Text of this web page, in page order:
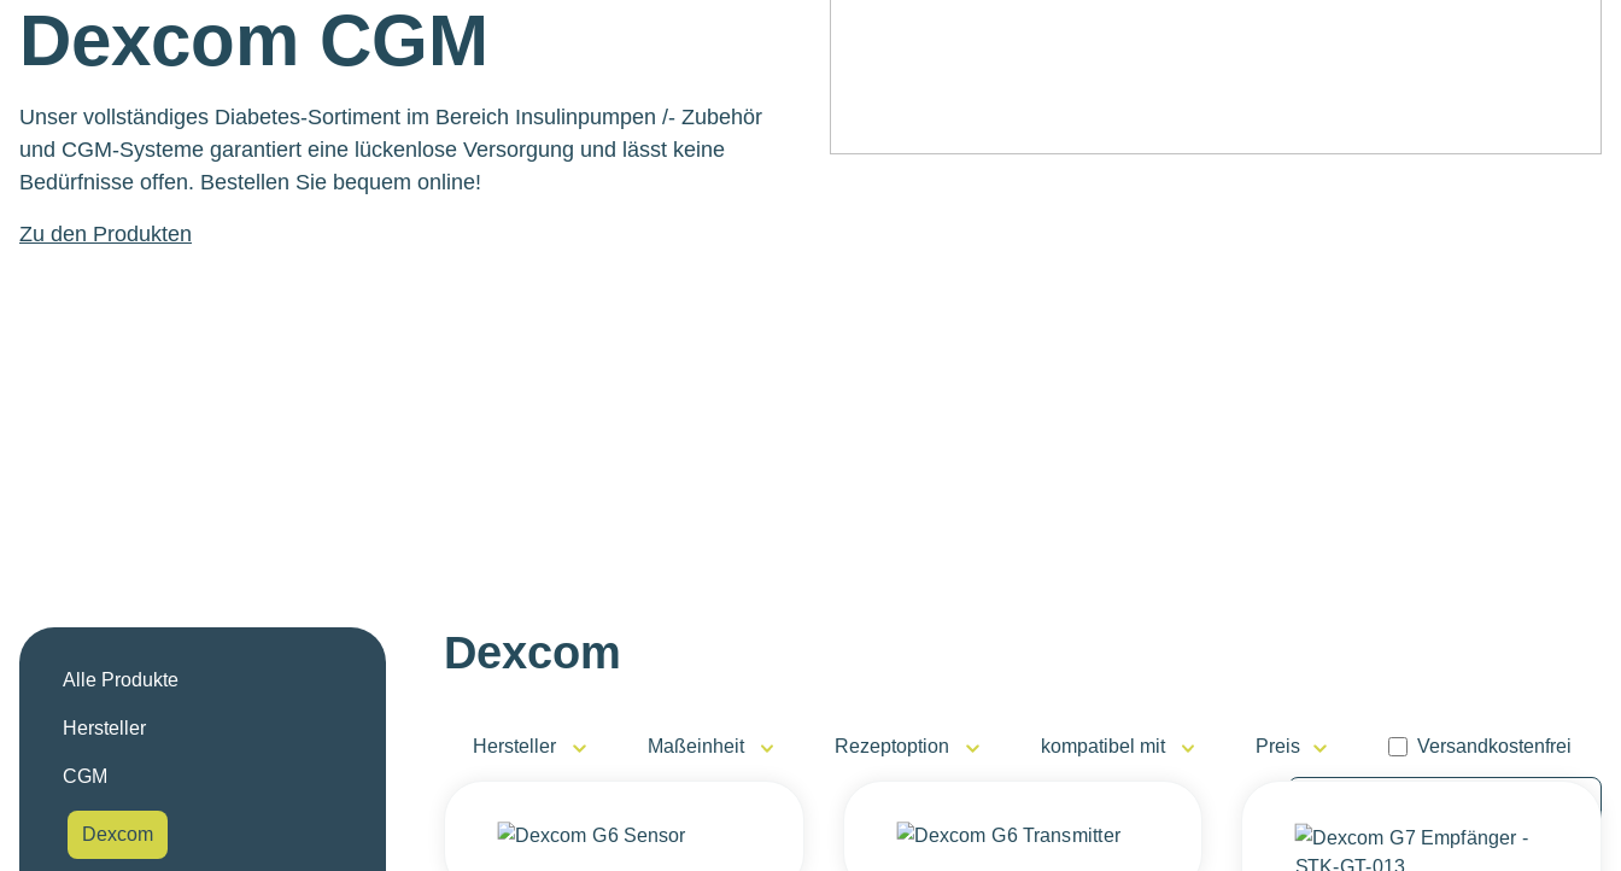
Dexcom CGM
Unser vollständiges Diabetes-Sortiment im Bereich Insulinpumpen /- Zubehör
und CGM-Systeme garantiert eine lückenlose Versorgung und lässt keine
Bedürfnisse offen. Bestellen Sie bequem online!
Zu den Produkten
Alle Produkte
Hersteller
CGM
Dexcom
Dexcom
Hersteller Maßeinheit Rezeptoption kompatibel mit Preis Filter hinzufügen:
Versandkostenfrei